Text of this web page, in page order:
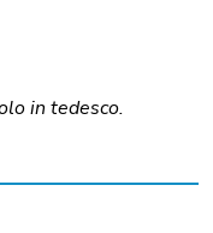
in tedesco.